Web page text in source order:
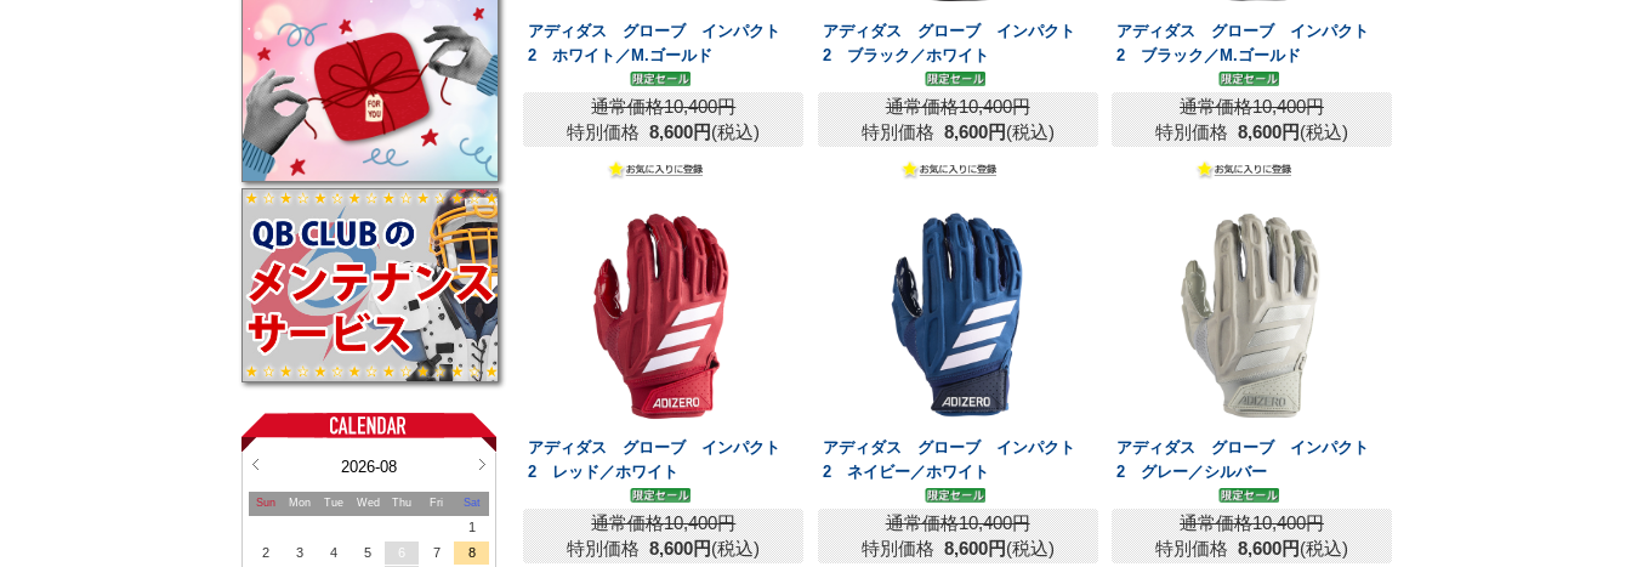
2026-08
Sun Mon Tue Wed Thu Fri Sat
1
2
3 4 5 6 7
8
アディダス グローブ インパクト
2 ホワイト／M.ゴールド
通常価格10,400円
特別価格 8,600円(税込)
アディダス グローブ インパクト
2 ブラック／ホワイト
通常価格10,400円
特別価格 8,600円(税込)
アディダス グローブ インパクト
2 ブラック／M.ゴールド
通常価格10,400円
特別価格 8,600円(税込)
アディダス グローブ インパクト
2 レッド／ホワイト
通常価格10,400円
特別価格 8,600円(税込)
アディダス グローブ インパクト
2 ネイビー／ホワイト
通常価格10,400円
特別価格 8,600円(税込)
アディダス グローブ インパクト
2 グレー／シルバー
通常価格10,400円
特別価格 8,600円(税込)